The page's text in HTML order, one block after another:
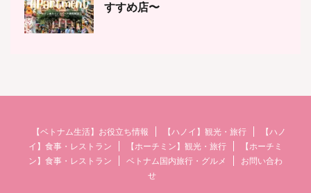
すすめ店〜
【ベトナム生活】お役立ち情報 【ハノイ】観光・旅行
【ハノ
イ】食事・レストラン
【ホーチミン】観光・旅行
【ホーチミ
ン】食事・レストラン
ベトナム国内旅行・グルメ
お問い合わ
せ